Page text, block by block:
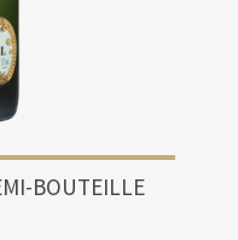
BOUTEILLE